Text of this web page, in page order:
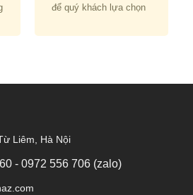
để quý khách lựa chọn
Liêm, Hà Nội
- 0972 556 706 (zalo)